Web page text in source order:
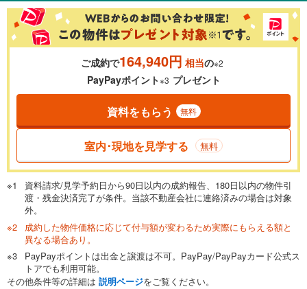
金利 ％
0.01%
一般的には最長35年まで借り入れ可能です。多くの金融機関
が完済時の年齢は80歳までを条件としています。
閉じる
頭金 万円
0万円 5,498万円
自己資金から住宅購入にかけられる金額を入力してくださ
い。一般的には物件価格の2割までが目安です。
閉じる
ボーナス
万円
ご成約で164,940円 相当の※2
PayPayポイント※3 プレゼント
資料をもらう 無料
室内･現地を見学する 無料
資料請求/見学予約日から90日以内の成約報告、180日以内の物件引
渡・残金決済完了が条件。当該不動産会社に連絡済みの場合は対象
外。
成約した物件価格に応じて付与額が変わるため実際にもらえる額と
異なる場合あり。
PayPayポイントは出金と譲渡は不可。PayPay/PayPayカード公式ス
トアでも利用可能。
その他条件等の詳細は 説明ページをご覧ください。